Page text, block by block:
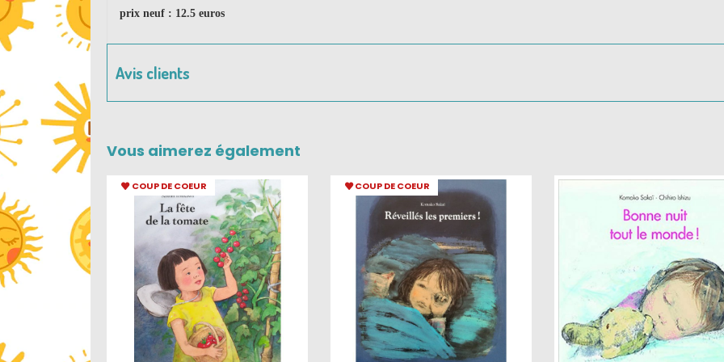
prix neuf : 12.5 euros
Avis clients
Vous aimerez également
COUP DE COEUR COUP DE COEUR